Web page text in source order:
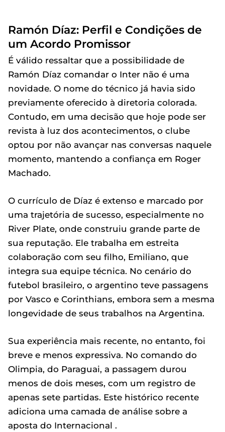
Ramón Díaz: Perfil e Condições de
um Acordo Promissor
É válido ressaltar que a possibilidade de
Ramón Díaz comandar o Inter não é uma
novidade. O nome do técnico já havia sido
previamente oferecido à diretoria colorada.
Contudo, em uma decisão que hoje pode ser
revista à luz dos acontecimentos, o clube
optou por não avançar nas conversas naquele
momento, mantendo a confiança em Roger
Machado.
O currículo de Díaz é extenso e marcado por
uma trajetória de sucesso, especialmente no
River Plate, onde construiu grande parte de
sua reputação. Ele trabalha em estreita
colaboração com seu filho, Emiliano, que
integra sua equipe técnica. No cenário do
futebol brasileiro, o argentino teve passagens
por Vasco e Corinthians, embora sem a mesma
longevidade de seus trabalhos na Argentina.
Sua experiência mais recente, no entanto, foi
breve e menos expressiva. No comando do
Olimpia, do Paraguai, a passagem durou
menos de dois meses, com um registro de
apenas sete partidas. Este histórico recente
adiciona uma camada de análise sobre a
aposta do Internacional .